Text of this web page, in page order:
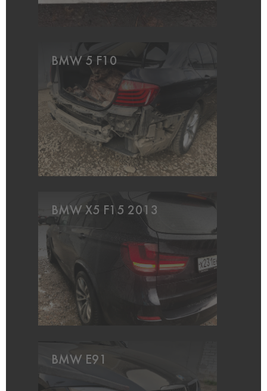
BMW 5 F10
BMW X5 F15 2013
BMW E91